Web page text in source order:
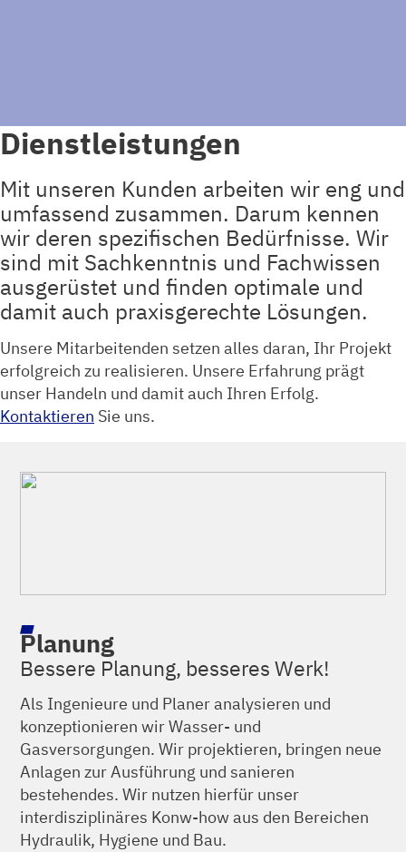
Dienstleistungen
Mit unseren Kunden arbeiten wir eng und
umfassend zusammen. Darum kennen
wir deren spezifischen Bedürfnisse. Wir
sind mit Sachkenntnis und Fachwissen
ausgerüstet und finden optimale und
damit auch praxisgerechte Lösungen.
Unsere Mitarbeitenden setzen alles daran, Ihr Projekt
erfolgreich zu realisieren. Unsere Erfahrung prägt
unser Handeln und damit auch Ihren Erfolg.
Kontaktieren Sie uns.
Planung
Bessere Planung, besseres Werk!
Als Ingenieure und Planer analysieren und
konzeptionieren wir Wasser- und
Gasversorgungen. Wir projektieren, bringen neue
Anlagen zur Ausführung und sanieren
bestehendes. Wir nutzen hierfür unser
interdisziplinäres Konw-how aus den Bereichen
Hydraulik, Hygiene und Bau.